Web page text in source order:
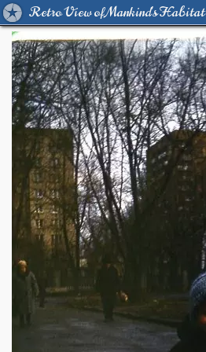
Retro View of Mankind's Habitat